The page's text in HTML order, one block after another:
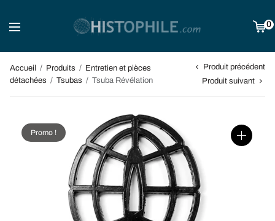
0
Accueil / Produits / Entretien et pièces
détachées / Tsubas / Tsuba Révélation
Produit précédent
Produit suivant
Promo !